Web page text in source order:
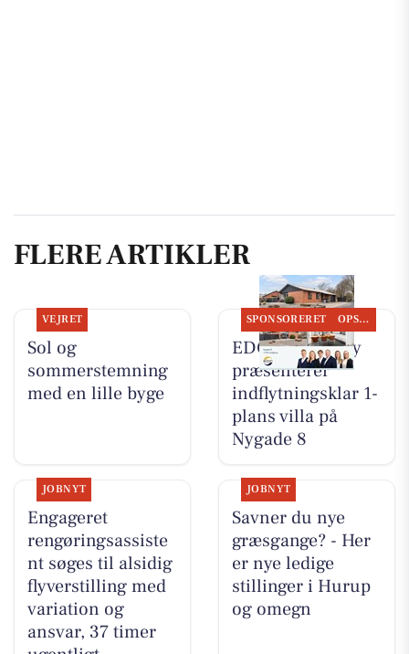
FLERE ARTIKLER
VEJRET
Sol og
sommerstemning
med en lille byge
SPONSORERET OPSLAGSTAVLEN
EDC Hurup Thy
præsenterer
indflytningsklar 1-
plans villa på
Nygade 8
JOBNYT
Engageret
rengøringsassiste
nt søges til alsidig
flyverstilling med
variation og
ansvar, 37 timer
JOBNYT
Savner du nye
græsgange? - Her
er nye ledige
stillinger i Hurup
og omegn